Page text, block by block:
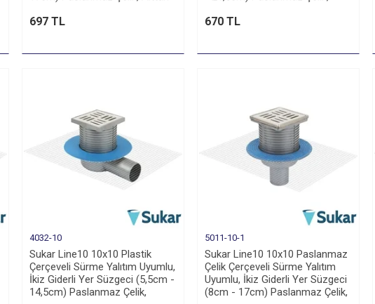
697 TL 670 TL
4032-10
Sukar Line10 10x10 Plastik
Çerçeveli Sürme Yalıtım Uyumlu,
İkiz Giderli Yer Süzgeci (5,5cm -
14,5cm) Paslanmaz Çelik,
5011-10-1
Sukar Line10 10x10 Paslanmaz
Çelik Çerçeveli Sürme Yalıtım
Uyumlu, İkiz Giderli Yer Süzgeci
(8cm - 17cm) Paslanmaz Çelik,